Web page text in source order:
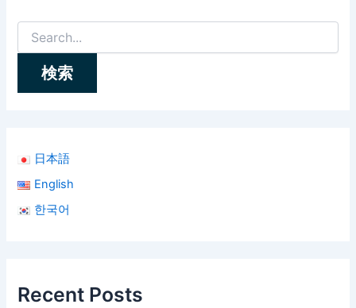
日本語
English
한국어
Recent Posts